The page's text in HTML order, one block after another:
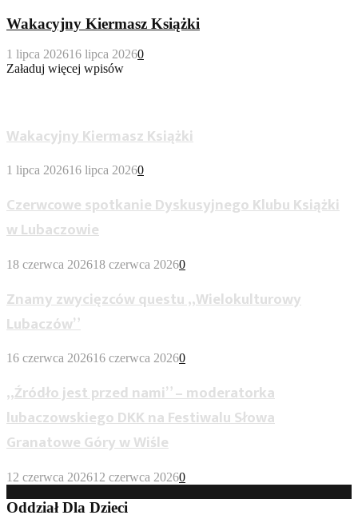
Wakacyjny Kiermasz Książki
1 lipca 202616 lipca 20260
Załaduj więcej wpisów
Wakacyjny Kiermasz Książki
1 lipca 202616 lipca 20260
Czerwcowe spotkanie Dyskusyjnego Klubu Książki
w Lubaczowie
18 czerwca 202618 czerwca 20260
Znamy zwycięzców questu „Wielokulturowy
Lubaczów”
16 czerwca 202616 czerwca 20260
„Źródło jest przed nami” – moderatorka
lubaczowskiego DKK na Festiwalu Słowa
Granatowe Góry w Wiśle
12 czerwca 202612 czerwca 20260
Oddział Dla Dzieci